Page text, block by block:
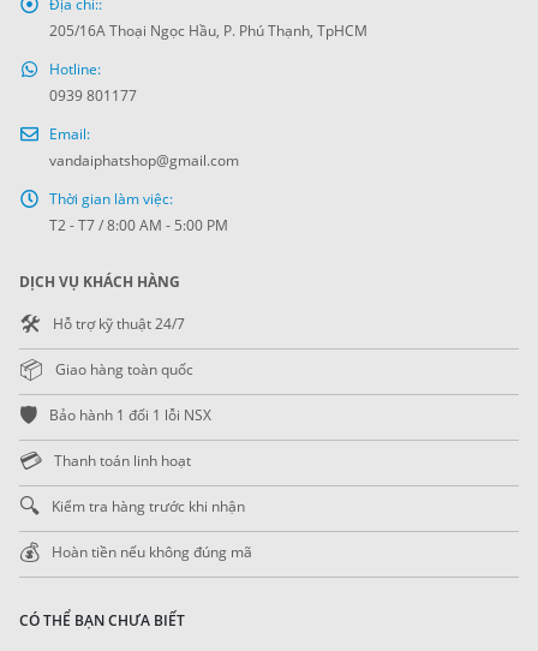
205/16A Thoại Ngọc Hầu, P. Phú Thạnh, TpHCM
Hotline:
0939 801177
Email:
vandaiphatshop@gmail.com
Thời gian làm việc:
T2 - T7 / 8:00 AM - 5:00 PM
DỊCH VỤ KHÁCH HÀNG
🛠️ Hỗ trợ kỹ thuật 24/7
📦 Giao hàng toàn quốc
🛡️ Bảo hành 1 đổi 1 lỗi NSX
💳 Thanh toán linh hoạt
🔍 Kiểm tra hàng trước khi nhận
💰 Hoàn tiền nếu không đúng mã
CÓ THỂ BẠN CHƯA BIẾT